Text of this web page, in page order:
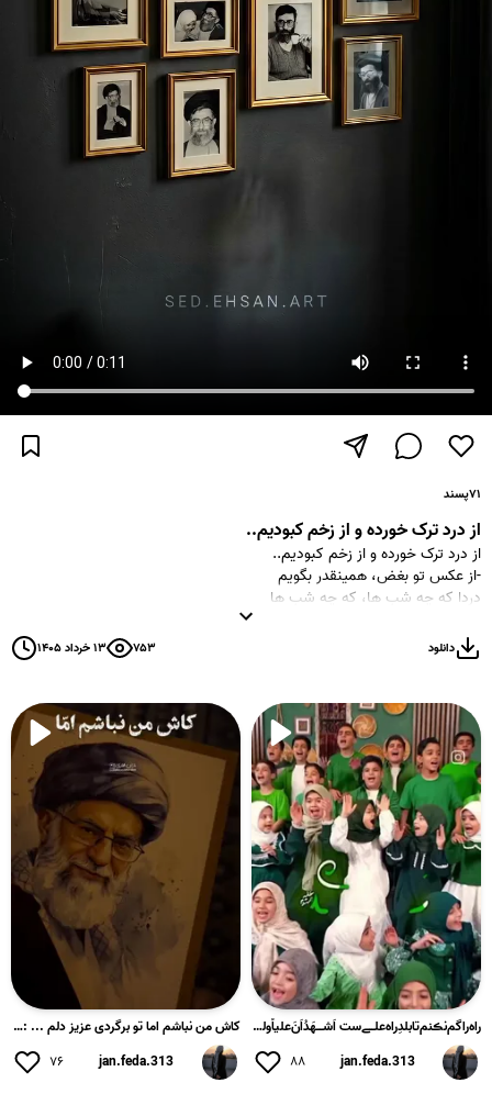
۷۱پسند
از درد ترک خورده و از زخم کبودیم..
از درد ترک خورده و از زخم کبودیم..
-از عکس تو بغض، همینقدر بگویم
دردا که چه شب ها، که چه شب ها
#رهبرانه
دانلود ۷۵۳ ۱۳ خرداد ۱۴۰۵
راه‌راگم‌نڪنم‌تابلدِراه‌علـے‌ست اَشــهَدُاَنَ‌علیاًولۍالله‌ع...
jan.feda.313
۸۸
کاش من نباشم اما تو برگردی عزیز دلم ... :))🥲❤️‍🩹
jan.feda.313
۷۶